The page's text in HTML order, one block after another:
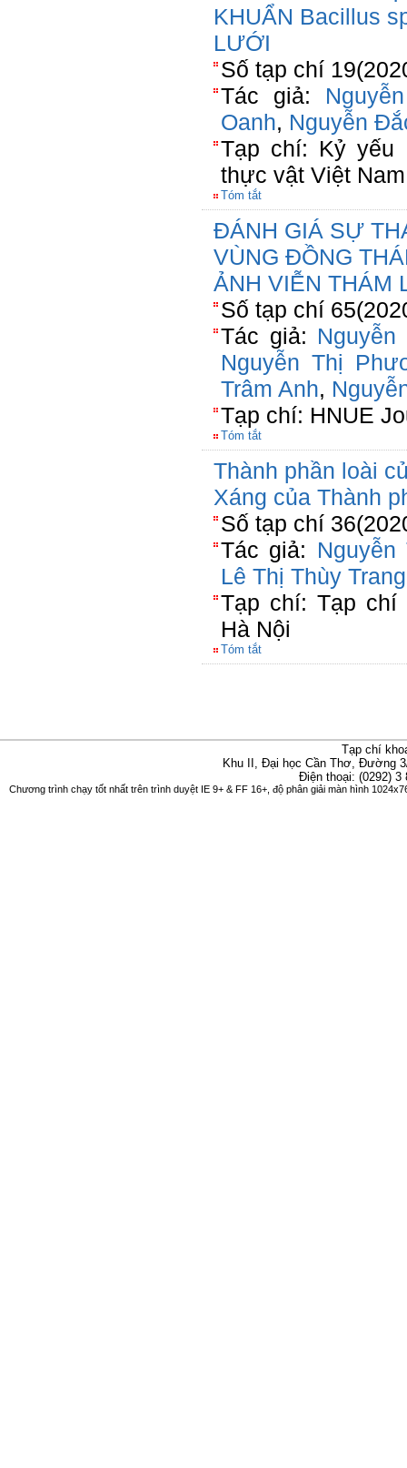
KHUẨN Bacillus
LƯỚI
Số tạp chí
Tác giả:
Oanh, Nguyễn
Tạp chí: Kỷ yếu
thực vật Việt Nam
Tóm tắt
ĐÁNH GIÁ SỰ
VÙNG ĐỒNG
ẢNH VIỄN THÁM
Số tạp chí
Tác giả: Nguyễn
Nguyễn Thị
Trâm Anh,
Tạp chí: HNUE
Tóm tắt
Thành phần loài
Xáng của Thành
Số tạp chí
Tác giả:
Lê Thị Thùy Trang
Tạp chí: Tạp chí
Hà Nội
Tóm tắt
Tạp chí
Khu II, Đại học Cần Thơ, Đường
Điện thoại: (0292)
Chương trình chạy tốt nhất trên trình duyệt IE 9+ & FF 16+, độ phân giải màn hình